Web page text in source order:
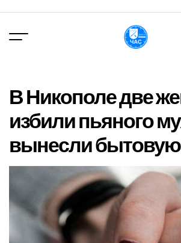
вмісту
В Никополе две
избили пьяного
вынесли бытовую